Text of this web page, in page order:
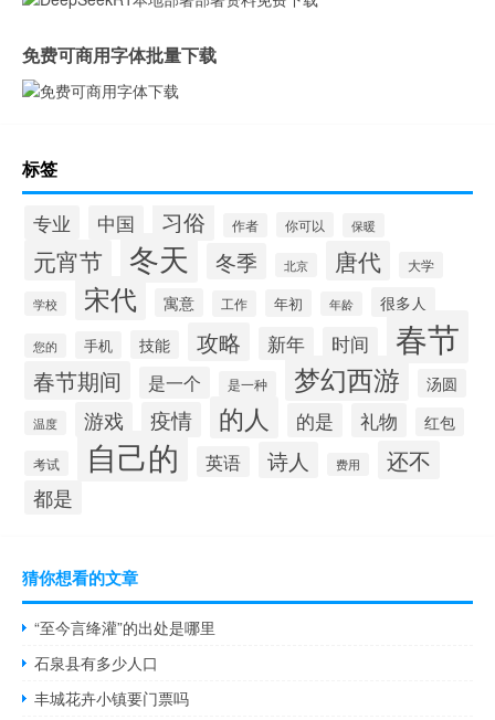
免费可商用字体批量下载
标签
专业 中国 习俗 作者 你可以 保暖
元宵节 冬天 冬季 北京 唐代 大学
学校 宋代 寓意 工作 年初 年龄 很多人
您的 手机 技能 攻略 新年 时间 春节
春节期间 是一个 是一种 梦幻西游 汤圆
温度 游戏 疫情 的人 的是 礼物 红包
考试 自己的 英语 诗人 费用 还不
都是
猜你想看的文章
“至今言绛灌”的出处是哪里
石泉县有多少人口
丰城花卉小镇要门票吗